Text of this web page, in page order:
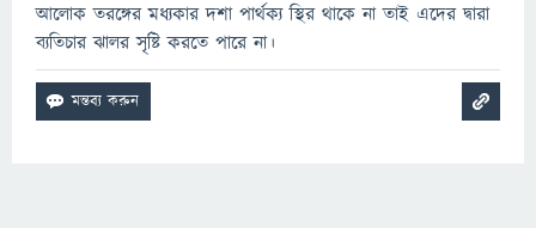
আলোক তরঙ্গের মধ্যকার দশা পার্থক্য স্থির থাকে না তাই এদের দ্বারা
ব্যতিচার ঝালর সৃষ্টি করতে পারে না।